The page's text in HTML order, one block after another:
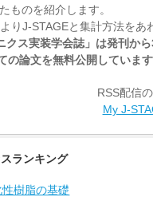
ものを紹介します。
りJ-STAGEと集計方法をあ
クス実装学会誌」は発刊か
の論文を無料公開しています
RSS配信
My J-
ランキング
樹脂の基礎